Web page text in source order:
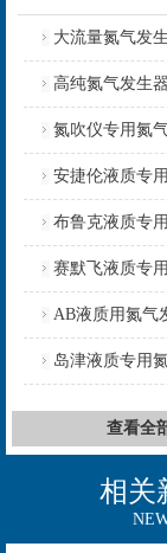
大流量氮气发
高纯氮气发生器
氮吹仪专用氮
安捷伦液质专
布鲁克液质专
赛默飞液质专
AB液质用氮气
岛津液质专用
查看全
相关